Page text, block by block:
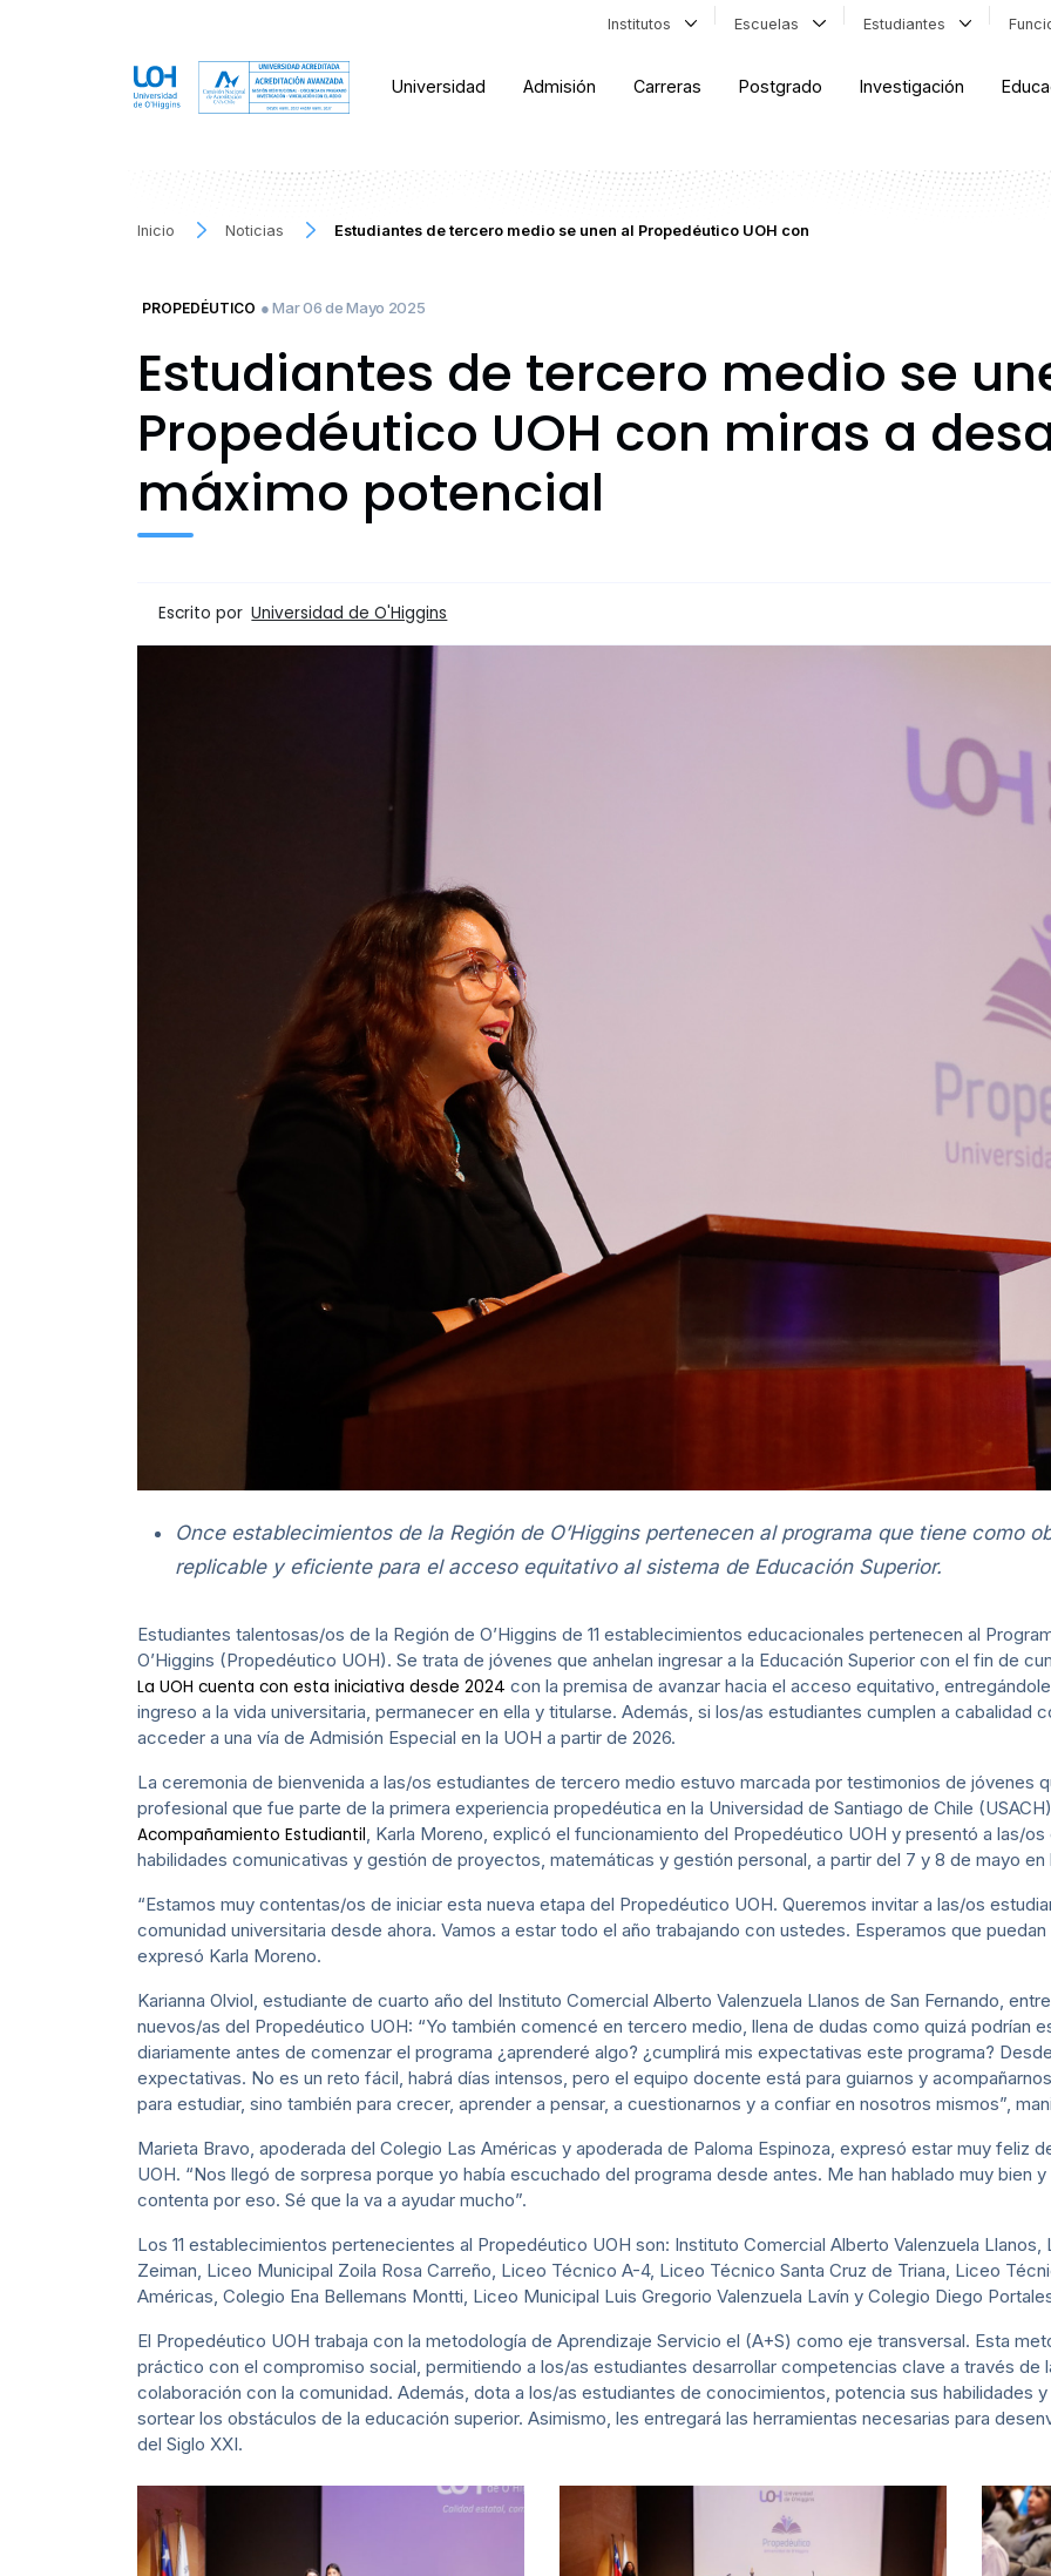
Institutos Escuelas Estudiantes
Universidad Admisión Carreras Postgrado Investigación
Inicio Noticias Estudiantes de tercero medio se unen al Propedéutico UOH con
PROPEDÉUTICO ● Mar 06 de Mayo 2025
Estudiantes de tercero medio se
Propedéutico UOH con miras a
máximo potencial
Escrito por Universidad de O'Higgins
Once establecimientos de la Región de O’Higgins pertenecen al programa que tiene como
replicable y eficiente para el acceso equitativo al sistema de Educación Superior.
Estudiantes talentosas/os de la Región de O’Higgins de 11 establecimientos educacionales pertenecen al
O’Higgins (Propedéutico UOH). Se trata de jóvenes que anhelan ingresar a la Educación Superior con el fin de
La UOH cuenta con esta iniciativa desde 2024 con la premisa de avanzar hacia el acceso equitativo,
ingreso a la vida universitaria, permanecer en ella y titularse. Además, si los/as estudiantes cumplen a cabalidad
acceder a una vía de Admisión Especial en la UOH a partir de 2026.
La ceremonia de bienvenida a las/os estudiantes de tercero medio estuvo marcada por testimonios de jóvenes
profesional que fue parte de la primera experiencia propedéutica en la Universidad de Santiago de Chile
Acompañamiento Estudiantil, Karla Moreno, explicó el funcionamiento del Propedéutico UOH y presentó a las/
habilidades comunicativas y gestión de proyectos, matemáticas y gestión personal, a partir del 7 y 8 de mayo
“Estamos muy contentas/os de iniciar esta nueva etapa del Propedéutico UOH. Queremos invitar a las/os
comunidad universitaria desde ahora. Vamos a estar todo el año trabajando con ustedes. Esperamos que
expresó Karla Moreno.
Karianna Olviol, estudiante de cuarto año del Instituto Comercial Alberto Valenzuela Llanos de San Fernando,
nuevos/as del Propedéutico UOH: “Yo también comencé en tercero medio, llena de dudas como quizá podrían
diariamente antes de comenzar el programa ¿aprenderé algo? ¿cumplirá mis expectativas este programa?
expectativas. No es un reto fácil, habrá días intensos, pero el equipo docente está para guiarnos y
para estudiar, sino también para crecer, aprender a pensar, a cuestionarnos y a confiar en nosotros mismos”,
Marieta Bravo, apoderada del Colegio Las Américas y apoderada de Paloma Espinoza, expresó estar muy feliz
UOH. “Nos llegó de sorpresa porque yo había escuchado del programa desde antes. Me han hablado muy bien
contenta por eso. Sé que la va a ayudar mucho”.
Los 11 establecimientos pertenecientes al Propedéutico UOH son: Instituto Comercial Alberto Valenzuela
Zeiman, Liceo Municipal Zoila Rosa Carreño, Liceo Técnico A-4, Liceo Técnico Santa Cruz de Triana, Liceo
Américas, Colegio Ena Bellemans Montti, Liceo Municipal Luis Gregorio Valenzuela Lavín y Colegio Diego
El Propedéutico UOH trabaja con la metodología de Aprendizaje Servicio el (A+S) como eje transversal. Esta
práctico con el compromiso social, permitiendo a los/as estudiantes desarrollar competencias clave a través de
colaboración con la comunidad. Además, dota a los/as estudiantes de conocimientos, potencia sus habilidades
sortear los obstáculos de la educación superior. Asimismo, les entregará las herramientas necesarias para
del Siglo XXI.